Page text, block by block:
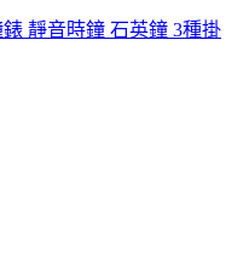
靜音時鐘 石英鐘 3種掛